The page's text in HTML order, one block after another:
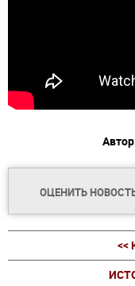
ОЦЕНИТЬ
<<